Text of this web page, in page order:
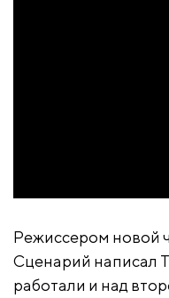
Режиссером новой
Сценарий написал
работали и над